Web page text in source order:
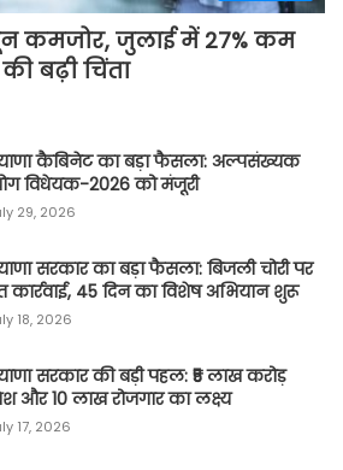
कमजोर, जुलाई में 27% कम
बढ़ी चिंता
कैबिनेट का बड़ा फैसला: अल्पसंख्यक
विधेयक-2026 को मंजूरी
29, 2026
सरकार का बड़ा फैसला: बिजली चोरी पर
कार्रवाई, 45 दिन का विशेष अभियान शुरू
18, 2026
सरकार की बड़ी पहल: ₹5 लाख करोड़
और 10 लाख रोजगार का लक्ष्य
17, 2026